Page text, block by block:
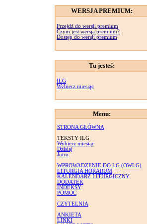
WERSJA PREMIUM:
Przejdź do wersji premium
Czym jest wersja premium?
Dostęp do wersji premium
Tu jesteś:
ILG
Wybierz miesiąc
Menu:
STRONA GŁÓWNA
TEKSTY ILG
Wybierz miesiąc
Dzisiaj
Jutro
WPROWADZENIE DO LG (OWLG)
LITURGIA HORARUM
KALENDARZ LITURGICZNY
DODATEK
INDEKSY
POMOC
CZYTELNIA
ANKIETA
LINKI